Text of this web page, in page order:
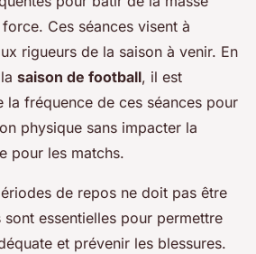
Ces séances visent à
rigueurs de la saison à venir. En
saison de football, il est
la fréquence de ces séances pour
physique sans impacter la
pour les matchs.
de repos ne doit pas être
sont essentielles pour permettre
et prévenir les blessures.